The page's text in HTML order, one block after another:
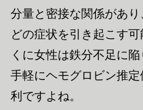
分量と密接な関係があ
どの症状を引き起こす
くに女性は鉄分不足に陥
手軽にヘモグロビン推定
利ですよね。